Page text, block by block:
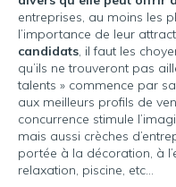
entreprises, au moins les
l’importance de leur
candidats, il faut les
qu’ils ne trouveront pas
talents » commence par
aux meilleurs profils de
concurrence stimule
mais aussi crèches
portée à la décoration, à
relaxation, piscine, etc…